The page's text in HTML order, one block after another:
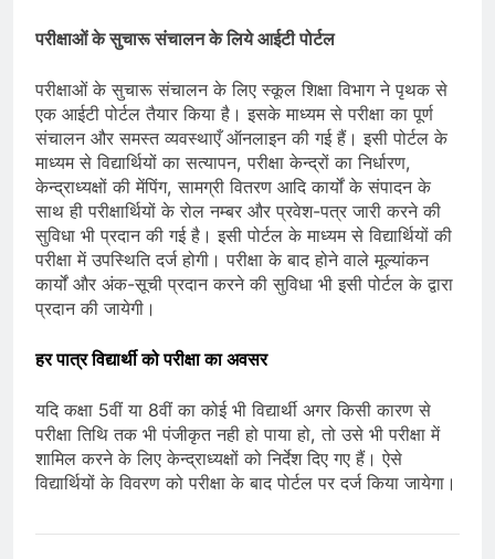
परीक्षाओं के सुचारू संचालन के लिये आईटी पोर्टल
परीक्षाओं के सुचारू संचालन के लिए स्कूल शिक्षा विभाग ने पृथक से
एक आईटी पोर्टल तैयार किया है। इसके माध्यम से परीक्षा का पूर्ण
संचालन और समस्त व्यवस्थाएँ ऑनलाइन की गई हैं। इसी पोर्टल के
माध्यम से विद्यार्थियों का सत्यापन, परीक्षा केन्द्रों का निर्धारण,
केन्द्राध्यक्षों की मेंपिंग, सामग्री वितरण आदि कार्यों के संपादन के
साथ ही परीक्षार्थियों के रोल नम्बर और प्रवेश-पत्र जारी करने की
सुविधा भी प्रदान की गई है। इसी पोर्टल के माध्यम से विद्यार्थियों की
परीक्षा में उपस्थिति दर्ज होगी। परीक्षा के बाद होने वाले मूल्यांकन
कार्यों और अंक-सूची प्रदान करने की सुविधा भी इसी पोर्टल के द्वारा
प्रदान की जायेगी।
हर पात्र विद्यार्थी को परीक्षा का अवसर
यदि कक्षा 5वीं या 8वीं का कोई भी विद्यार्थी अगर किसी कारण से
परीक्षा तिथि तक भी पंजीकृत नही हो पाया हो, तो उसे भी परीक्षा में
शामिल करने के लिए केन्द्राध्यक्षों को निर्देश दिए गए हैं। ऐसे
विद्यार्थियों के विवरण को परीक्षा के बाद पोर्टल पर दर्ज किया जायेगा।